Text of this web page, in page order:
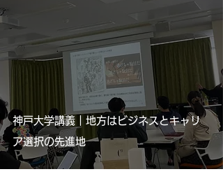
神戸大学講義｜地方はビジネスとキャリ
ア選択の先進地